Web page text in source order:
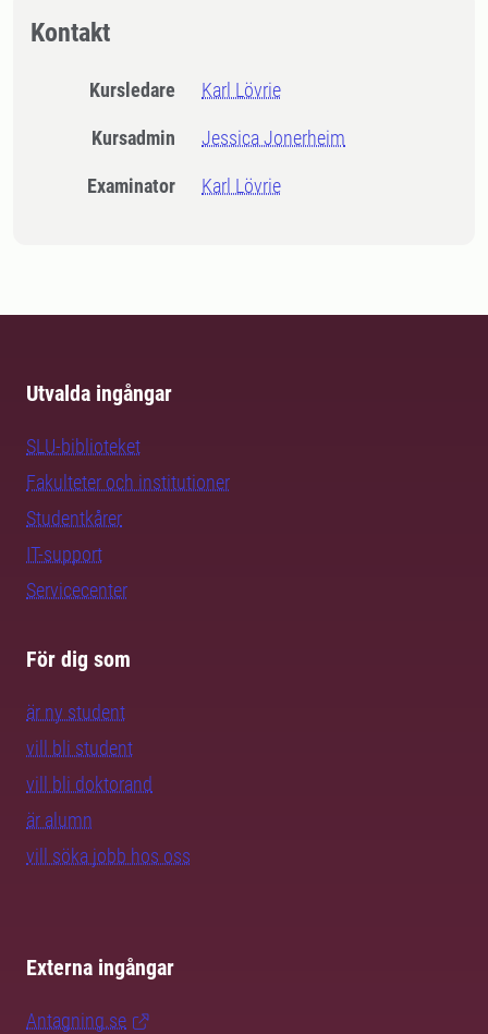
Kontakt
Kursledare Karl Lövrie
Kursadmin Jessica Jonerheim
Examinator Karl Lövrie
Utvalda ingångar
SLU-biblioteket
Fakulteter och institutioner
Studentkårer
IT-support
Servicecenter
För dig som
är ny student
vill bli student
vill bli doktorand
är alumn
vill söka jobb hos oss
Externa ingångar
Antagning.se